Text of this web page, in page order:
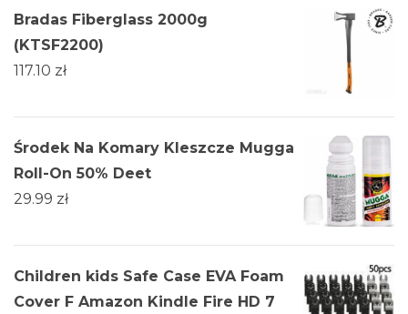
Bradas Fiberglass 2000g
(KTSF2200)
117.10 zł
Środek Na Komary Kleszcze Mugga
Roll-On 50% Deet
29.99 zł
Children kids Safe Case EVA Foam
Cover F Amazon Kindle Fire HD 7